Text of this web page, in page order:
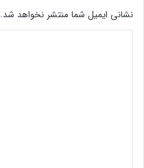
نشانی ایمیل شما منتشر نخواهد شد.